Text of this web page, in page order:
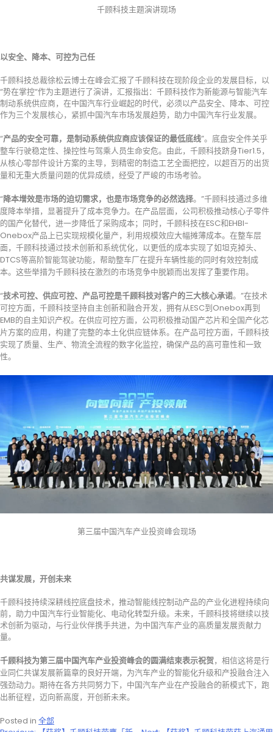
千顾科技主题演讲现场
以安全、降本、可控为己任
千顾科技总裁徐松云博士在峰会汇报了千顾科技在现阶段企业的发展目标，以
“势在掌控“作为主题进行了演讲，汇报指出：千顾科技作为新能源与智能汽车
制动系统供应商，在中国汽车行业崛起的时代，必须以产品安全、降本、可控
作为三个发展核心，紧抓中国汽车市场发展趋势，助力中国汽车行业发展。
“产品的安全可靠，是制动系统供应商应该保证的最低底线”。底盘安全件关乎
整车行驶稳定性、操控性与驾乘人员生命安危。由此，千顾科技跻身Tier1.5，
从核心零部件设计方案的主导，到精密的制造工艺全面把控，以超百万的出货
量和无重大质量问题的优异成绩，经受了严峻的市场考验。
“降本增效是市场的迫切需求，也是市场竞争的必然选择。”千顾科技通过多维
度降本举措，显著提升了成本竞争力。在产品层面，公司积极推动核心子零件
的国产化替代，进一步降低了采购成本；同时，千顾科技在ESC和EHBI-
Onebox产品上已实现规模化量产，利用规模效应大幅摊薄成本。在整车层
面，千顾科技通过技术创新和系统优化，以更低的成本实现了如坦克掉头、
DTCS等高阶智能驾驶功能，帮助整车厂在提升车辆性能的同时有效控制成
本。这些举措为千顾科技在激烈的市场竞争中脱颖而出发挥了重要作用。
“技术可控、供应可控、产品可控是千顾科技对客户的三大核心承诺。”在技术
可控方面，千顾科技坚持自主创新和融合开发，拥有从ESC到Onebox再到
EMB的自主知识产权。在供应可控方面，公司积极推动国产芯片和全国产化芯
片方案的应用，构建了完整的本土化供应链体系。在产品可控方面，千顾科技
实现了质量、生产、物流全流程的数字化监控，确保产品的高可靠性和一致
性。
第三届中国汽车产业投资峰会现场
共谋发展，开创未来
千顾科技持续深耕线控底盘技术，推动智能线控制动产品的产业化进程持续向
前，助力中国汽车行业智能化、电动化转型升级。未来，千顾科技将继续以技
术创新为驱动，与行业伙伴携手共进，为中国汽车产业的高质量发展贡献力
量。
千顾科技为第三届中国汽车产业投资峰会的圆满结束表示祝贺，相信这将是行
业同仁共谋发展新篇章的良好开端，为汽车产业的智能化升级和产投融合注入
强劲动力。期待在各方共同努力下，中国汽车产业在产投融合的新模式下，跑
出新征程，迈向新高度，开创新未来。
Posted in 全部